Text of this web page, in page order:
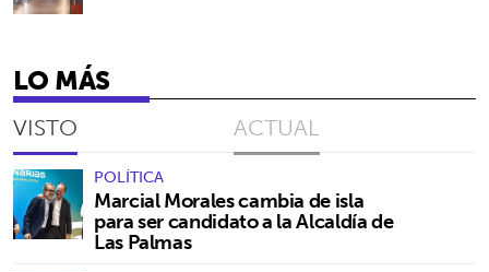
LO MÁS
VISTO ACTUAL
POLÍTICA
Marcial Morales cambia de isla
para ser candidato a la Alcaldía de
Las Palmas